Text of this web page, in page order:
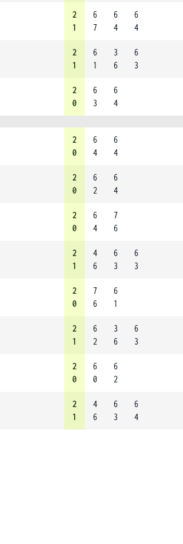
2
1
6
7
6
4
6
4
2
1
6
1
3
6
6
3
2
0
6
3
6
4
2
0
6
4
6
4
2
0
6
2
6
4
2
0
6
4
7
6
2
1
4
6
6
3
6
3
2
0
7
6
6
1
2
1
6
2
3
6
6
3
2
0
6
0
6
2
2
1
4
6
6
3
6
4